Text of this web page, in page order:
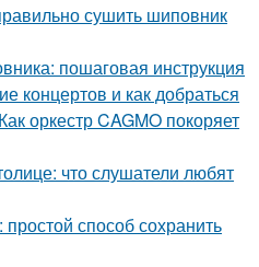
сушить шиповник
пошаговая инструкция
концертов и как добраться
оркестр CAGMO покоряет
что слушатели любят
способ сохранить